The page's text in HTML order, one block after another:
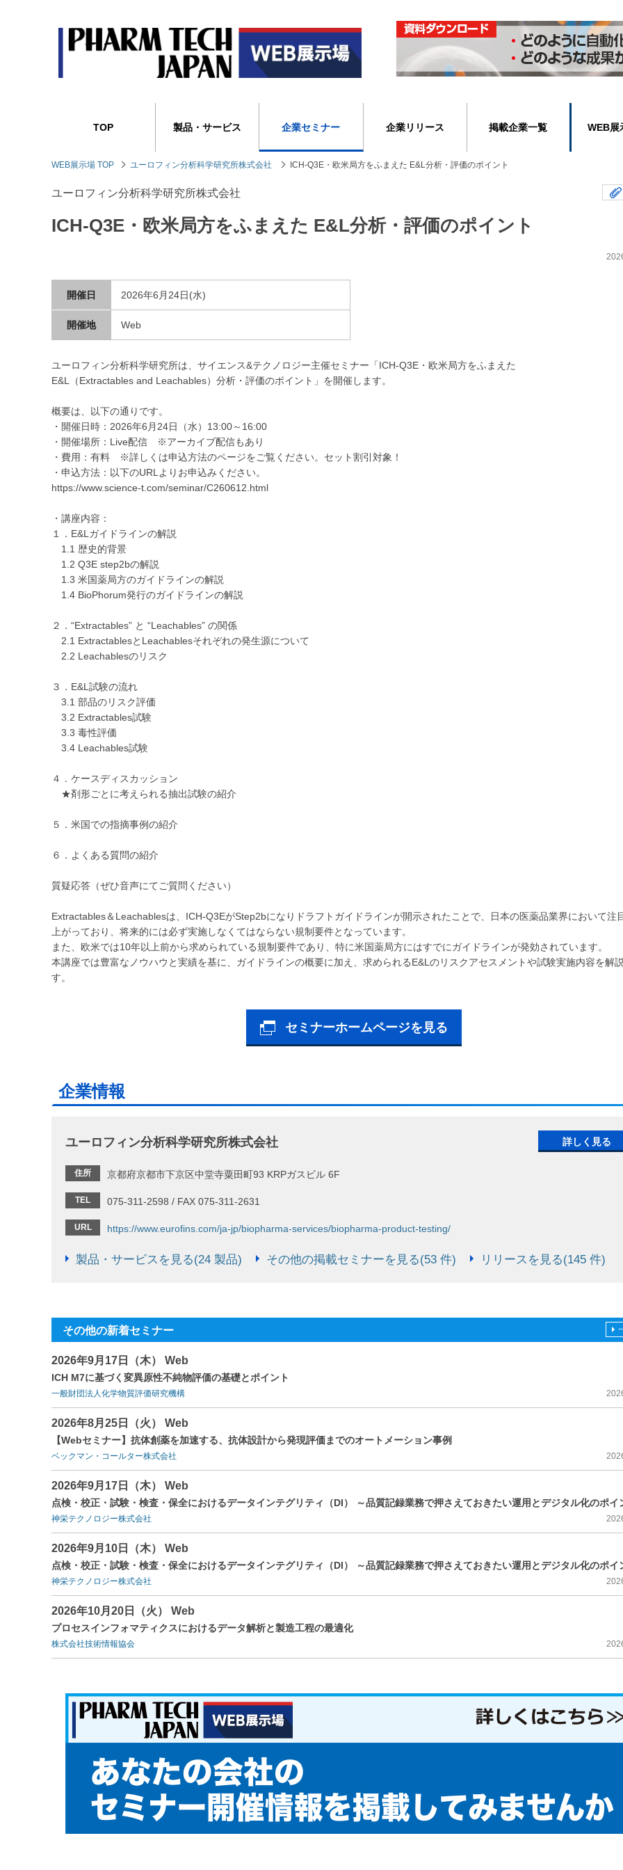
TOP 製品・サービス 企業セミナー 企業リリース 掲載企業一覧 WEB展
WEB展示場 TOP ユーロフィン分析科学研究所株式会社 ICH-Q3E・欧米局方をふまえた E&L分析・評価のポイント
ユーロフィン分析科学研究所株式会社
ICH-Q3E・欧米局方をふまえた E&L分析・評価のポイント
開催日 2026年6月24日(水)
開催地 Web
ユーロフィン分析科学研究所は、サイエンス&テクノロジー主催セミナー「ICH-Q3E・欧米局方をふまえた
E&L（Extractables and Leachables）分析・評価のポイント」を開催します。
概要は、以下の通りです。
・開催日時：2026年6月24日（水）13:00～16:00
・開催場所：Live配信 ※アーカイブ配信もあり
・費用：有料 ※詳しくは申込方法のページをご覧ください。セット割引対象！
・申込方法：以下のURLよりお申込みください。
https://www.science-t.com/seminar/C260612.html
・講座内容：
１．E&Lガイドラインの解説
1.1 歴史的背景
1.2 Q3E step2bの解説
1.3 米国薬局方のガイドラインの解説
1.4 BioPhorum発行のガイドラインの解説
２．“Extractables” と “Leachables” の関係
2.1 ExtractablesとLeachablesそれぞれの発生源について
2.2 Leachablesのリスク
３．E&L試験の流れ
3.1 部品のリスク評価
3.2 Extractables試験
3.3 毒性評価
3.4 Leachables試験
４．ケースディスカッション
★剤形ごとに考えられる抽出試験の紹介
５．米国での指摘事例の紹介
６．よくある質問の紹介
質疑応答（ぜひ音声にてご質問ください）
Extractables＆Leachablesは、ICH-Q3EがStep2bになりドラフトガイドラインが開示されたことで、日本の医薬品業界において注
上がっており、将来的には必ず実施しなくてはならない規制要件となっています。
また、欧米では10年以上前から求められている規制要件であり、特に米国薬局方にはすでにガイドラインが発効されています。
本講座では豊富なノウハウと実績を基に、ガイドラインの概要に加え、求められるE&Lのリスクアセスメントや試験実施内容を解
す。
セミナーホームページを見る
企業情報
ユーロフィン分析科学研究所株式会社
住所 京都府京都市下京区中堂寺粟田町93 KRPガスビル 6F
TEL 075-311-2598 / FAX 075-311-2631
URL https://www.eurofins.com/ja-jp/biopharma-services/biopharma-product-testing/
製品・サービスを見る(24 製品) その他の掲載セミナーを見る(53 件) リリースを見る(145 件)
詳しく見る
その他の新着セミナー
2026年9月17日（木） Web
ICH M7に基づく変異原性不純物評価の基礎とポイント
一般財団法人化学物質評価研究機構
2026年8月25日（火） Web
【Webセミナー】抗体創薬を加速する、抗体設計から発現評価までのオートメーション事例
ベックマン・コールター株式会社
2026年9月17日（木） Web
点検・校正・試験・検査・保全におけるデータインテグリティ（DI） ～品質記録業務で押さえておきたい運用とデジタル化のポイ
神栄テクノロジー株式会社
2026年9月10日（木） Web
点検・校正・試験・検査・保全におけるデータインテグリティ（DI） ～品質記録業務で押さえておきたい運用とデジタル化のポイ
神栄テクノロジー株式会社
2026年10月20日（火） Web
プロセスインフォマティクスにおけるデータ解析と製造工程の最適化
株式会社技術情報協会